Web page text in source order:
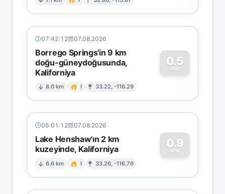
07:42:12 07.08.2026
Borrego Springs'in 9 km
doğu-güneydoğusunda,
Kaliforniya
8.0 km I 33.22, -116.29
0.5
MW
0
06:01:12 07.08.2026
Lake Henshaw'ın 2 km
kuzeyinde, Kaliforniya
6.6 km I 33.26, -116.76
0.9
MW
0